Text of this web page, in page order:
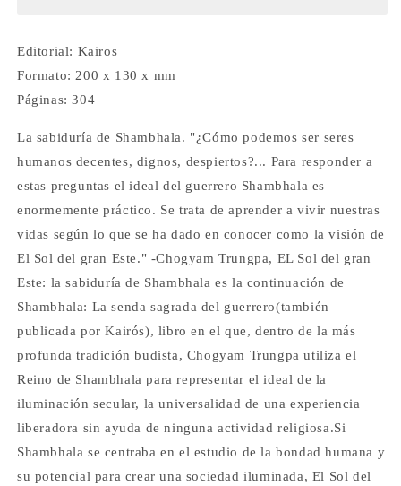
Sabiduría
de
Shambhala
de
Editorial: Kairos
Formato: 200 x 130 x mm
Páginas: 304
La sabiduría de Shambhala. "¿Cómo podemos ser seres
humanos decentes, dignos, despiertos?... Para responder a
estas preguntas el ideal del guerrero Shambhala es
enormemente práctico. Se trata de aprender a vivir nuestras
vidas según lo que se ha dado en conocer como la visión de
El Sol del gran Este." -Chogyam Trungpa, EL Sol del gran
Este: la sabiduría de Shambhala es la continuación de
Shambhala: La senda sagrada del guerrero(también
publicada por Kairós), libro en el que, dentro de la más
profunda tradición budista, Chogyam Trungpa utiliza el
Reino de Shambhala para representar el ideal de la
iluminación secular, la universalidad de una experiencia
liberadora sin ayuda de ninguna actividad religiosa.Si
Shambhala se centraba en el estudio de la bondad humana y
su potencial para crear una sociedad iluminada, El Sol del